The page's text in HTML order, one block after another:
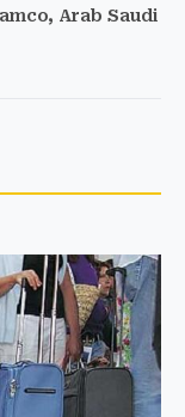
Arab Saudi